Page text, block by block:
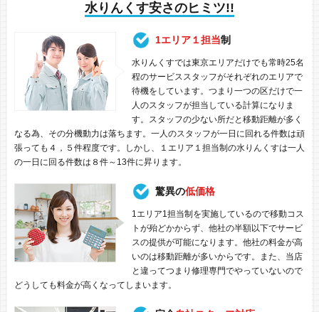
水りんくす安さのヒミツ!!
1エリア１担当制
水りんくすでは東京エリアだけでも常時25名
程のサービススタッフがそれぞれのエリアで
待機をしています。つまり一つの区だけで一
人のスタッフが担当している計算になりま
す。スタッフの少ない所だと移動距離が多く
なる為、その分機動力は落ちます。一人のスタッフが一日に回れる件数は頑
張っても４，５件程度です。しかし、１エリア１担当制の水りんくすは一人
の一日に回る件数は８件～13件に昇ります。
驚異の低価格
1エリア1担当制を実施しているので移動コス
トが殆どかからず、他社の半額以下でサービ
スの提供が可能になります。他社の料金が高
いのは移動距離が多いからです。また、当店
と違ってつまり修理専門でやっていないので
どうしても料金が高くなってしまいます。